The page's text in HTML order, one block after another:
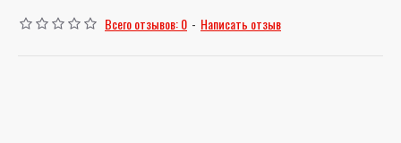
Всего отзывов: 0 - Написать отзыв